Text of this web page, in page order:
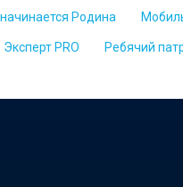
Родина
Эксперт PRO Ребячий